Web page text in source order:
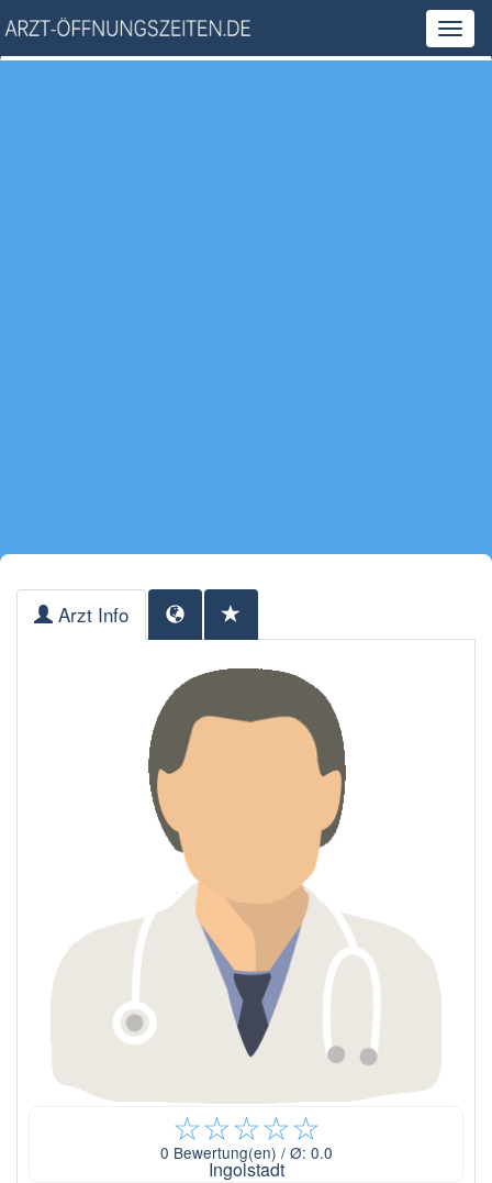
Arzt Info
☆☆☆☆☆
0 Bewertung(en) / Ø: 0.0
Ingolstadt